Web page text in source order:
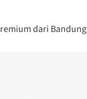
dari Bandung